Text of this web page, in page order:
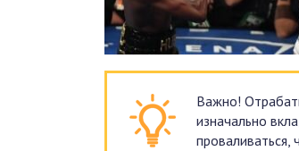
Важно!
изначально